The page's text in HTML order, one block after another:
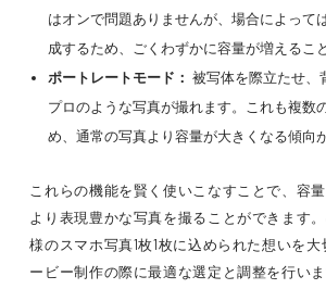
はオンで問題ありませんが、場合によって
成するため、ごくわずかに容量が増えるこ
ポートレートモード： 被写体を際立たせ、
プロのような写真が撮れます。これも複数
め、通常の写真より容量が大きくなる傾向
これらの機能を賢く使いこなすことで、容量
より表現豊かな写真を撮ることができます。
様のスマホ写真1枚1枚に込められた想いを
ービー制作の際に最適な選定と調整を行い